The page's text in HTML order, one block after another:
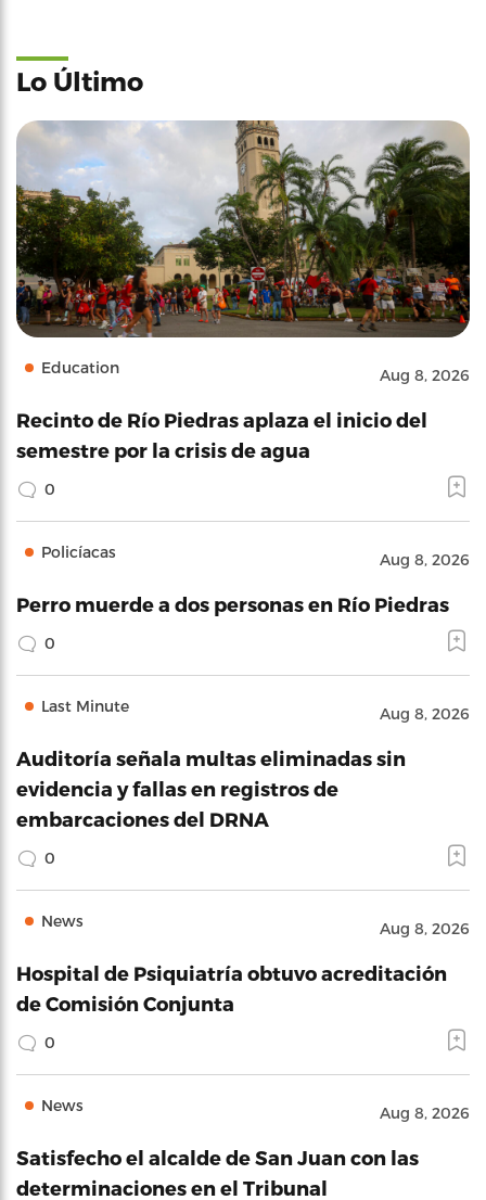
Lo Último
Education Aug 8, 2026
Recinto de Río Piedras aplaza el inicio del
semestre por la crisis de agua
0
Policíacas Aug 8, 2026
Perro muerde a dos personas en Río Piedras
0
Last Minute Aug 8, 2026
Auditoría señala multas eliminadas sin
evidencia y fallas en registros de
embarcaciones del DRNA
0
News Aug 8, 2026
Hospital de Psiquiatría obtuvo acreditación
de Comisión Conjunta
0
News Aug 8, 2026
Satisfecho el alcalde de San Juan con las
determinaciones en el Tribunal